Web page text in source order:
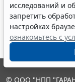
исследований и
запретить
настройках
ознакомьтесь с
© ООО "НПП